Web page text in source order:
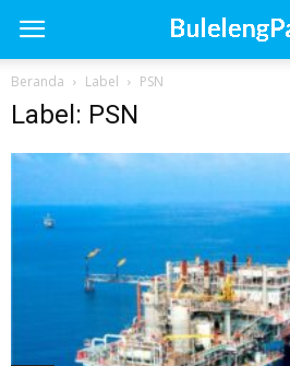
Beranda Label PSN
Label: PSN